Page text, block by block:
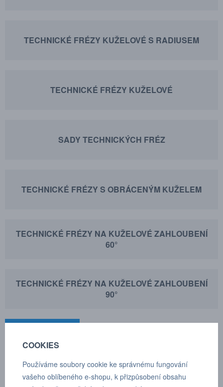
TECHNICKÉ FRÉZY KUŽELOVÉ S RADIUSEM
TECHNICKÉ FRÉZY KUŽELOVÉ
SADY TECHNICKÝCH FRÉZ
TECHNICKÉ FRÉZY S OBRÁCENÝM KUŽELEM
TECHNICKÉ FRÉZY NA KUŽELOVÉ ZAHLOUBENÍ
60°
TECHNICKÉ FRÉZY NA KUŽELOVÉ ZAHLOUBENÍ
90°
Seřadit
COOKIES
Používáme soubory cookie ke správnému fungování
vašeho oblíbeného e-shopu, k přizpůsobení obsahu